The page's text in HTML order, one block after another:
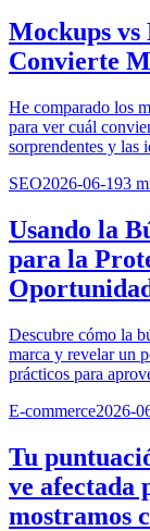
Mockups vs
Convierte
He comparado los
para ver cuál
sorprendentes y las
SEO2026-06-193
Usando la
para la
Descubre cómo la
marca y revelar un
prácticos para
E-commerce2026-
Tu
ve afectada
mostramos